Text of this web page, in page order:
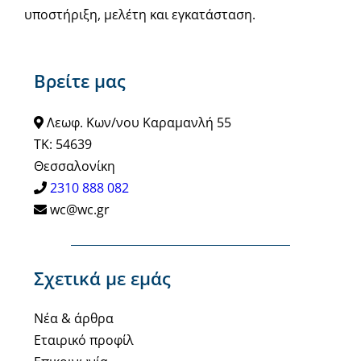
Βρείτε μας
Λεωφ. Κων/νου Καραμανλή 55
ΤΚ: 54639
Θεσσαλονίκη
2310 888 082
wc@wc.gr
Σχετικά με εμάς
Νέα & άρθρα
Εταιρικό προφίλ
υποστήριξη, μελέτη και εγκατάσταση.